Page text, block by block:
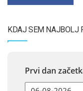
KDAJ SEM NAJBOLJ
Prvi dan